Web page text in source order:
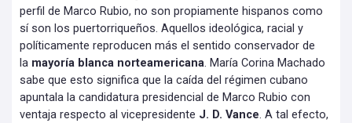
perfil de Marco Rubio, no son propiamente hispanos como
sí son los puertorriqueños. Aquellos ideológica, racial y
políticamente reproducen más el sentido conservador de
la mayoría blanca norteamericana. María Corina Machado
sabe que esto significa que la caída del régimen cubano
apuntala la candidatura presidencial de Marco Rubio con
ventaja respecto al vicepresidente J. D. Vance. A tal efecto,